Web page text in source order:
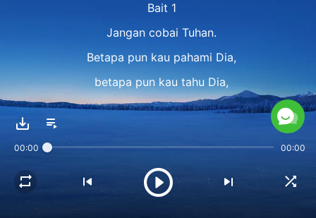
Bait 1
Jangan cobai Tuhan.
Betapa pun kau pahami Dia,
betapa pun kau tahu Dia,
jangan cobai Tuhan.
Kini kau tahu watak, milik, dan siapa Tuhan.
Apa kau tahu cara memperlakukan-Nya?
00:00 00:00